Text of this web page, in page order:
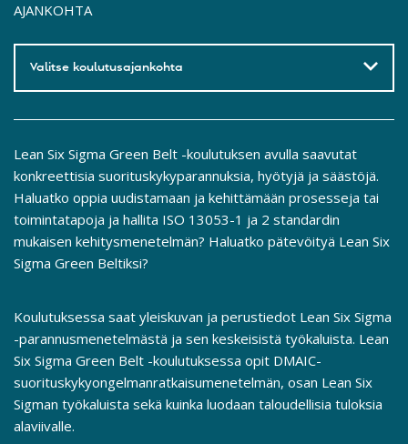
AJANKOHTA
Valitse koulutusajankohta
Lean Six Sigma Green Belt -koulutuksen avulla saavutat
konkreettisia suorituskykyparannuksia, hyötyjä ja säästöjä.
Haluatko oppia uudistamaan ja kehittämään prosesseja tai
toimintatapoja ja hallita ISO 13053-1 ja 2 standardin
mukaisen kehitysmenetelmän? Haluatko pätevöityä Lean Six
Sigma Green Beltiksi?
Koulutuksessa saat yleiskuvan ja perustiedot Lean Six Sigma
-parannusmenetelmästä ja sen keskeisistä työkaluista. Lean
Six Sigma Green Belt -koulutuksessa opit DMAIC-
suorituskykyongelmanratkaisumenetelmän, osan Lean Six
Sigman työkaluista sekä kuinka luodaan taloudellisia tuloksia
alaviivalle.